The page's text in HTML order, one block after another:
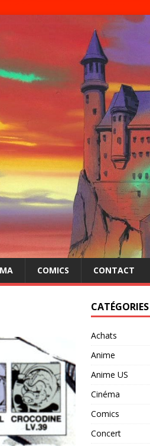
COMICS CONTACT
CATÉGORIES
Achats
Anime
Anime US
Cinéma
Comics
Concert